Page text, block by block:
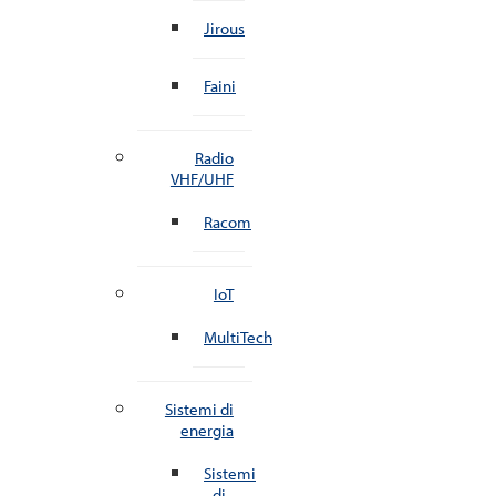
Jirous
Faini
Radio
VHF/UHF
Racom
IoT
MultiTech
Sistemi di
energia
Sistemi